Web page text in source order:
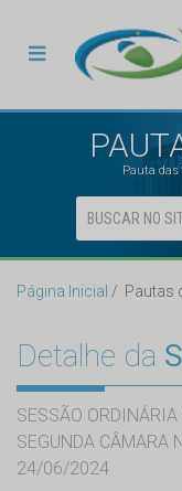
Pauta das
Página Inicial Pautas
Detalhe da
SESSÃO
SEGUNDA CÂMARA
24/06/2024